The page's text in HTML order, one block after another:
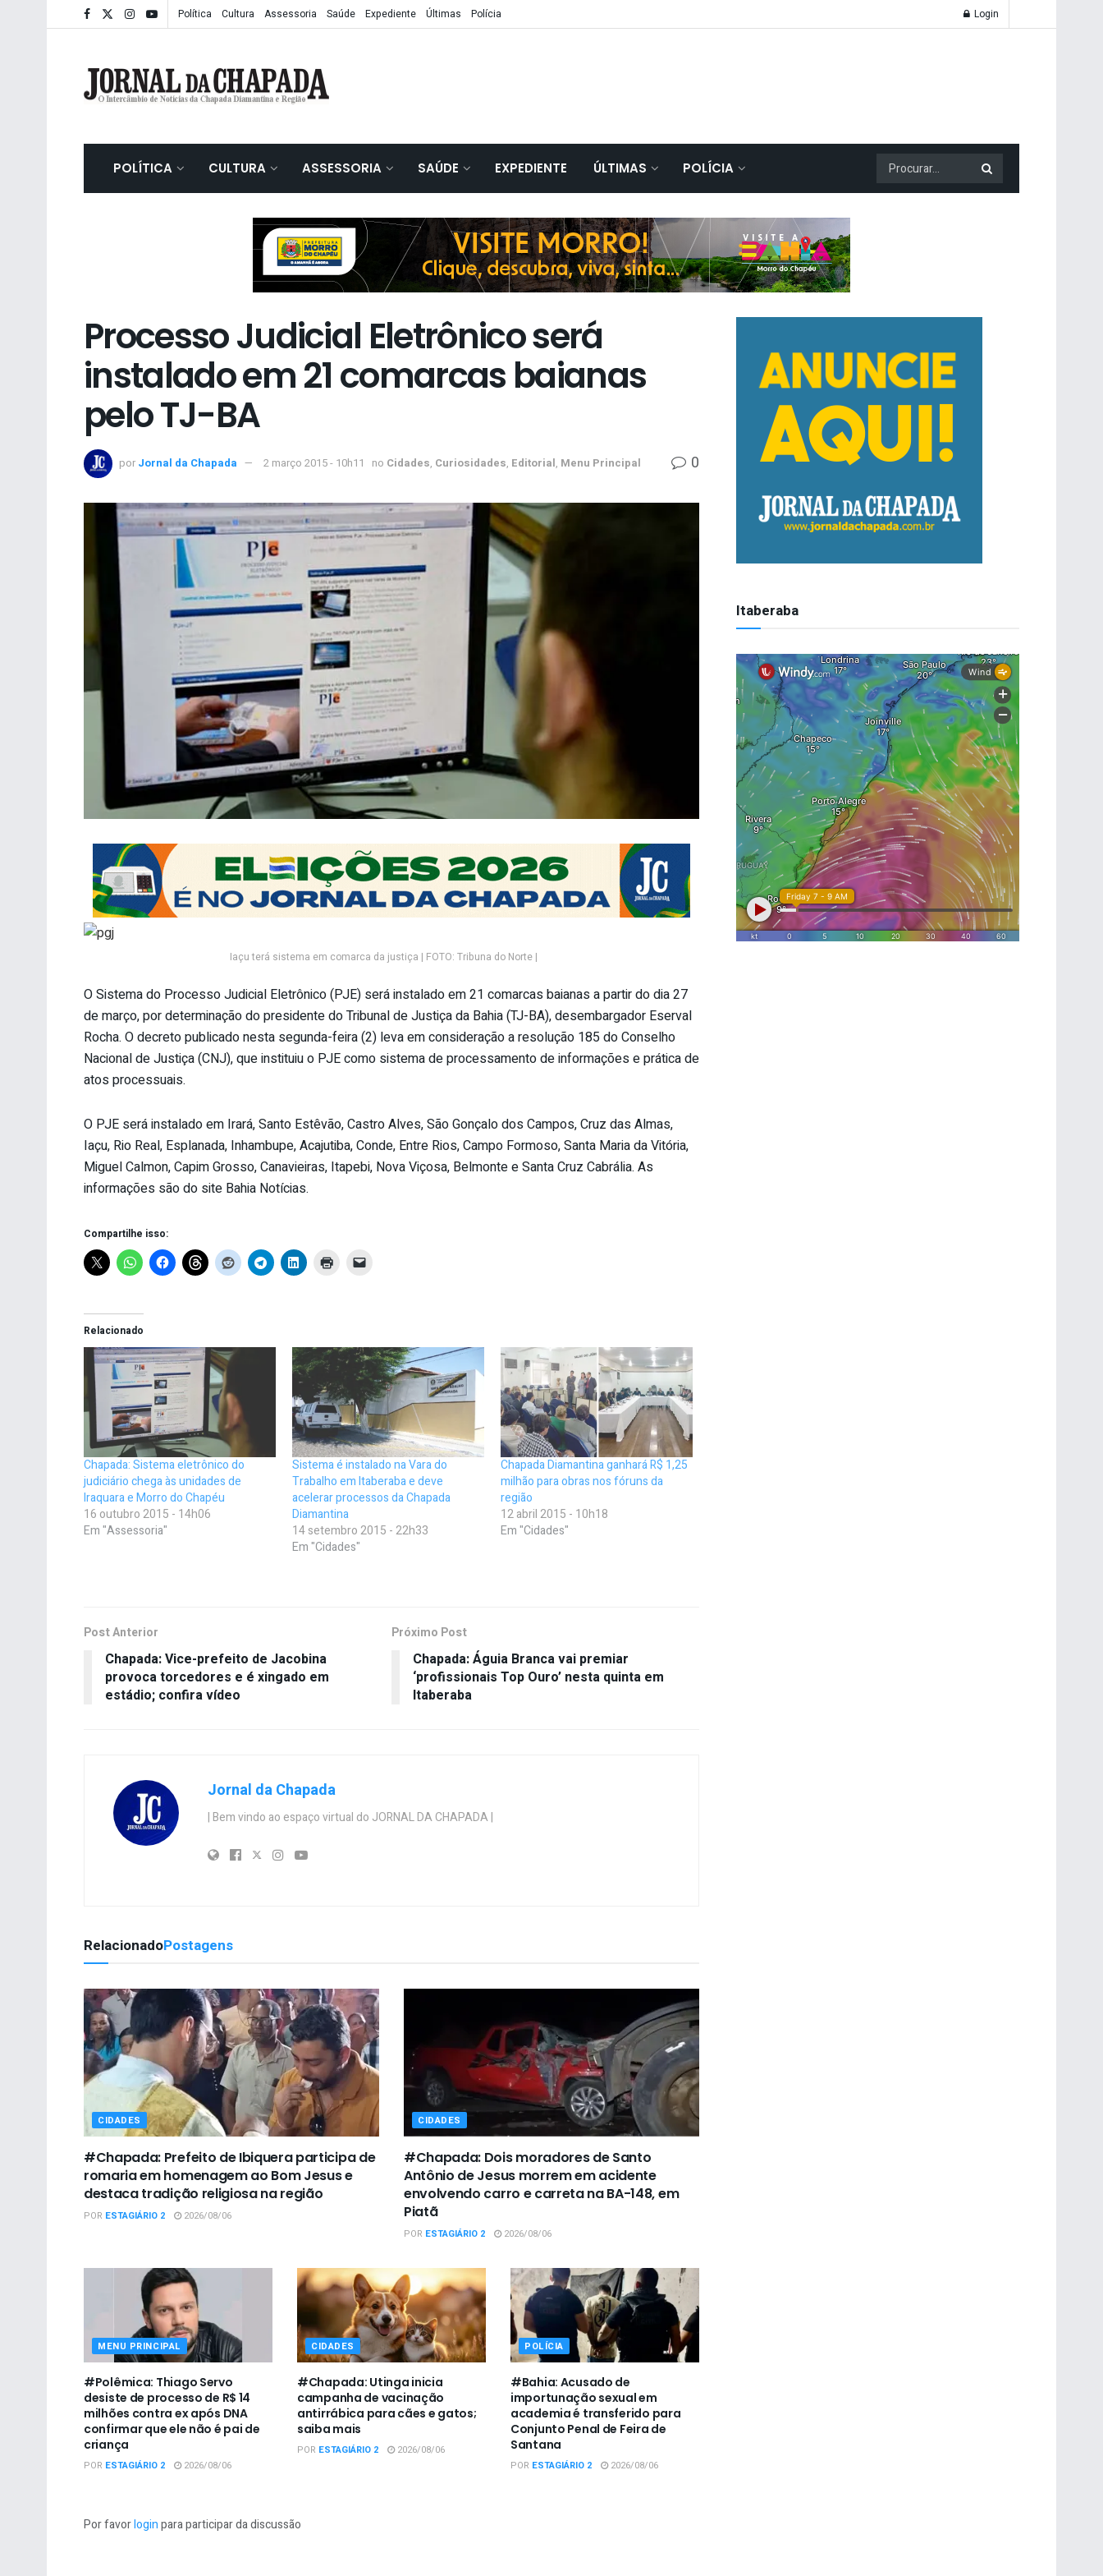
Política Cultura Assessoria Saúde Expediente Últimas Polícia Login
POLÍTICA CULTURA ASSESSORIA SAÚDE EXPEDIENTE ÚLTIMAS POLÍCIA
Processo Judicial Eletrônico será
instalado em 21 comarcas baianas
pelo TJ-BA
por Jornal da Chapada 2 março 2015 - 10h11 no Cidades, Curiosidades, Editorial, Menu Principal 0
Iaçu terá sistema em comarca da justiça | FOTO: Tribuna do Norte |
O Sistema do Processo Judicial Eletrônico (PJE) será instalado em 21 comarcas baianas a partir do dia 27
de março, por determinação do presidente do Tribunal de Justiça da Bahia (TJ-BA), desembargador Eserval
Rocha. O decreto publicado nesta segunda-feira (2) leva em consideração a resolução 185 do Conselho
Nacional de Justiça (CNJ), que instituiu o PJE como sistema de processamento de informações e prática de
atos processuais.
O PJE será instalado em Irará, Santo Estêvão, Castro Alves, São Gonçalo dos Campos, Cruz das Almas,
Iaçu, Rio Real, Esplanada, Inhambupe, Acajutiba, Conde, Entre Rios, Campo Formoso, Santa Maria da Vitória,
Miguel Calmon, Capim Grosso, Canavieiras, Itapebi, Nova Viçosa, Belmonte e Santa Cruz Cabrália. As
informações são do site Bahia Notícias.
Compartilhe isso:
Relacionado
Chapada: Sistema eletrônico do
judiciário chega às unidades de
Iraquara e Morro do Chapéu
16 outubro 2015 - 14h06
Em "Assessoria"
Sistema é instalado na Vara do
Trabalho em Itaberaba e deve
acelerar processos da Chapada
Diamantina
14 setembro 2015 - 22h33
Em "Cidades"
Chapada Diamantina ganhará R$ 1,25
milhão para obras nos fóruns da
região
12 abril 2015 - 10h18
Em "Cidades"
Post Anterior
Chapada: Vice-prefeito de Jacobina
provoca torcedores e é xingado em
estádio; confira vídeo
Próximo Post
Chapada: Águia Branca vai premiar
‘profissionais Top Ouro’ nesta quinta em
Itaberaba
Jornal da Chapada
| Bem vindo ao espaço virtual do JORNAL DA CHAPADA |
RelacionadoPostagens
CIDADES
#Chapada: Prefeito de Ibiquera participa de
romaria em homenagem ao Bom Jesus e
destaca tradição religiosa na região
POR ESTAGIÁRIO 2 2026/08/06
CIDADES
#Chapada: Dois moradores de Santo
Antônio de Jesus morrem em acidente
envolvendo carro e carreta na BA-148, em
Piatã
POR ESTAGIÁRIO 2 2026/08/06
MENU PRINCIPAL
#Polêmica: Thiago Servo
desiste de processo de R$ 14
milhões contra ex após DNA
confirmar que ele não é pai de
criança
POR ESTAGIÁRIO 2 2026/08/06
CIDADES
#Chapada: Utinga inicia
campanha de vacinação
antirrábica para cães e gatos;
saiba mais
POR ESTAGIÁRIO 2 2026/08/06
POLÍCIA
#Bahia: Acusado de
importunação sexual em
academia é transferido para
Conjunto Penal de Feira de
Santana
POR ESTAGIÁRIO 2 2026/08/06
Por favorloginpara participar da discussão
Itaberaba